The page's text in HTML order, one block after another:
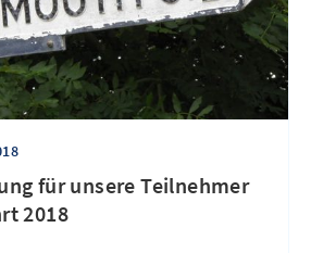
für unsere Teilnehmer
2018